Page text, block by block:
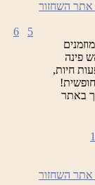
פינה
חיות,
מודרך באתר
5
6